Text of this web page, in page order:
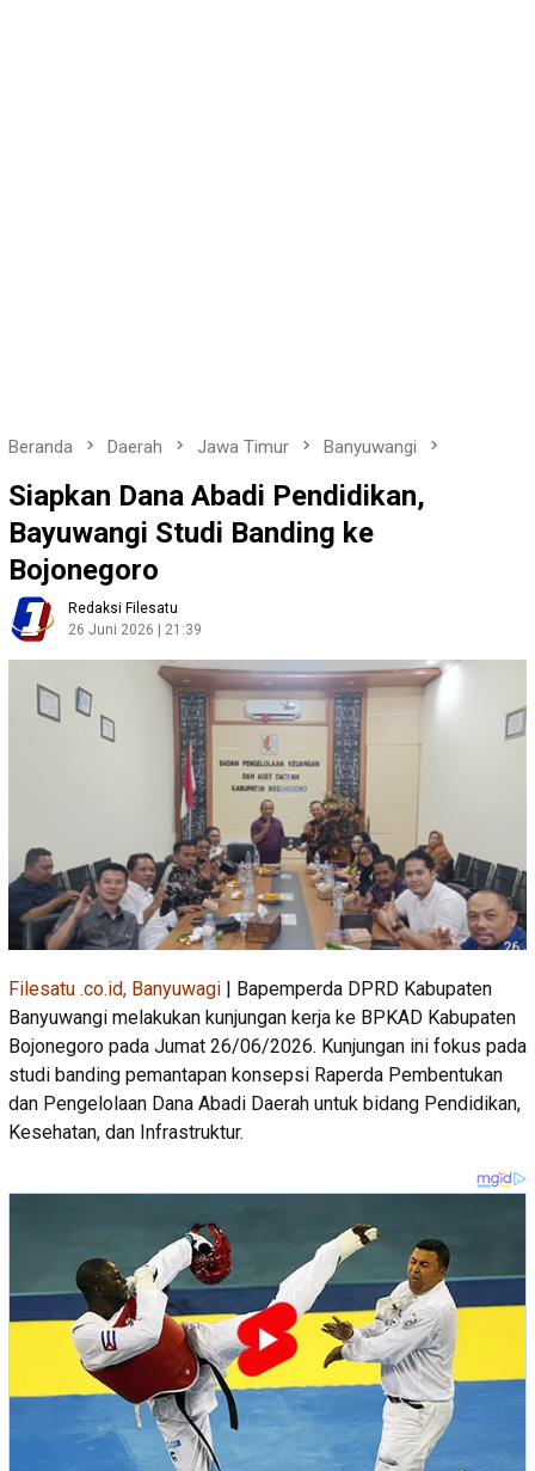
Beranda Daerah Jawa Timur Banyuwangi
Siapkan Dana Abadi Pendidikan,
Bayuwangi Studi Banding ke
Bojonegoro
Redaksi Filesatu
26 Juni 2026 | 21:39
Filesatu .co.id, Banyuwagi | Bapemperda DPRD Kabupaten
Banyuwangi melakukan kunjungan kerja ke BPKAD Kabupaten
Bojonegoro pada Jumat 26/06/2026. Kunjungan ini fokus pada
studi banding pemantapan konsepsi Raperda Pembentukan
dan Pengelolaan Dana Abadi Daerah untuk bidang Pendidikan,
Kesehatan, dan Infrastruktur.